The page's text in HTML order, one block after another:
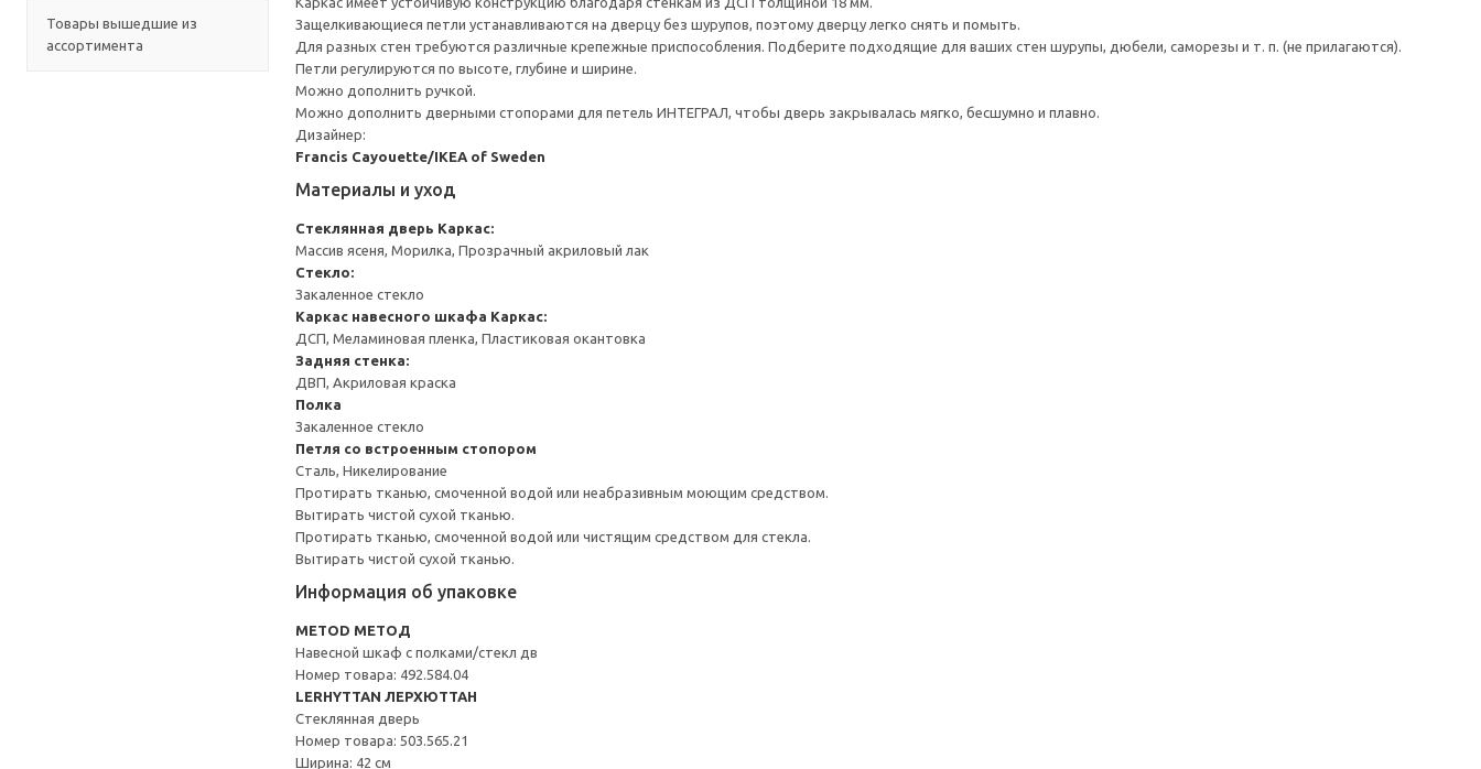
Товары вышедшие из
ассортимента
Защелкивающиеся петли устанавливаются на дверцу без шурупов, поэтому дверцу легко снять и помыть.
Для разных стен требуются различные крепежные приспособления. Подберите подходящие для ваших стен шурупы, дюбели, саморезы и т. п. (не прилагаются).
Петли регулируются по высоте, глубине и ширине.
Можно дополнить ручкой.
Можно дополнить дверными стопорами для петель ИНТЕГРАЛ, чтобы дверь закрывалась мягко, бесшумно и плавно.
Дизайнер:
Francis Cayouette/IKEA of Sweden
Материалы и уход
Стеклянная дверь Каркас:
Массив ясеня, Морилка, Прозрачный акриловый лак
Стекло:
Закаленное стекло
Каркас навесного шкафа Каркас:
ДСП, Меламиновая пленка, Пластиковая окантовка
Задняя стенка:
ДВП, Акриловая краска
Полка
Закаленное стекло
Петля со встроенным стопором
Сталь, Никелирование
Протирать тканью, смоченной водой или неабразивным моющим средством.
Вытирать чистой сухой тканью.
Протирать тканью, смоченной водой или чистящим средством для стекла.
Вытирать чистой сухой тканью.
Информация об упаковке
METOD МЕТОД
Навесной шкаф с полками/стекл дв
Номер товара: 492.584.04
LERHYTTAN ЛЕРХЮТТАН
Стеклянная дверь
Номер товара: 503.565.21
Ширина: 42 см